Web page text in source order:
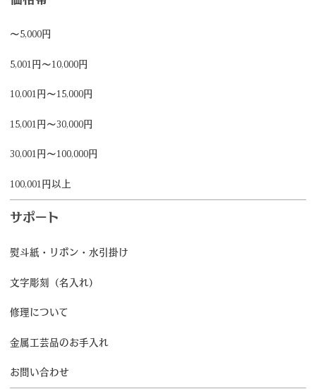
～5,000円
5,001円～10,000円
10,001円～15,000円
15,001円～30,000円
30,001円～100,000円
100,001円以上
サポート
熨斗紙・リボン・水引掛け
文字彫刻（名入れ）
修理について
金属工芸品のお手入れ
お問い合わせ